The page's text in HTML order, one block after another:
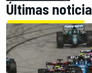
Últimas